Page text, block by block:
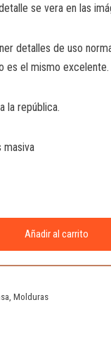
se vera en las
detalles de uso
es el mismo excelente.
la república.
masiva
Añadir al carrito
Molduras